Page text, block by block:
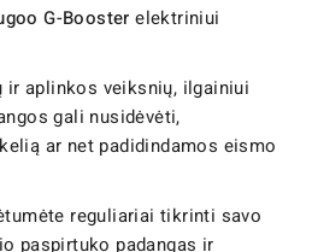
G-Booster elektriniui
ir aplinkos veiksnių, ilgainiui
gali nusidėvėti,
ar net padidindamos eismo
reguliariai tikrinti savo
paspirtuko padangas ir